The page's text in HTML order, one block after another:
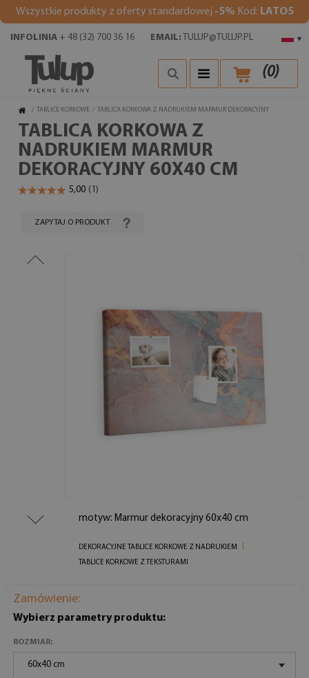
Wszystkie produkty z oferty standardowej -5% Kod: LATO5
▾
INFOLINIA + 48 (32) 700 36 16 EMAIL: TULUP@TULUP.PL
(0)
/ TABLICE KORKOWE / TABLICA KORKOWA Z NADRUKIEM MARMUR DEKORACYJNY
TABLICA KORKOWA Z
NADRUKIEM MARMUR
DEKORACYJNY 60X40 CM
ZAPYTAJ O PRODUKT
motyw: Marmur dekoracyjny 60x40 cm
DEKORACYJNE TABLICE KORKOWE Z NADRUKIEM
TABLICE KORKOWE Z TEKSTURAMI
Zamówienie:
Wybierz parametry produktu:
ROZMIAR:
60x40 cm